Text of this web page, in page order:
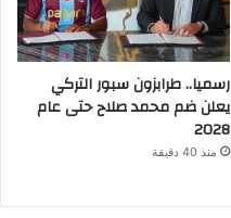
رسميا.. طرابزون سبور التركي
يعلن ضم محمد صلاح حتى عام
2028
منذ 40 دقيقة